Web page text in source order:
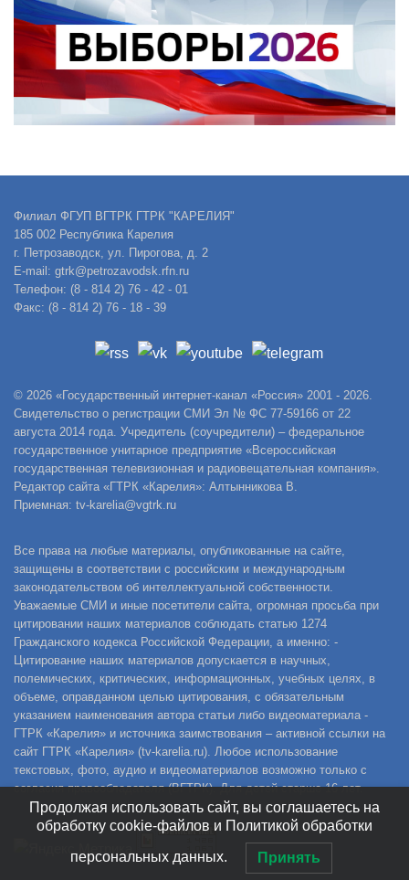
Филиал ФГУП ВГТРК ГТРК "КАРЕЛИЯ"
185 002 Республика Карелия
г. Петрозаводск, ул. Пирогова, д. 2
E-mail: gtrk@petrozavodsk.rfn.ru
Телефон: (8 - 814 2) 76 - 42 - 01
Факс: (8 - 814 2) 76 - 18 - 39
© 2026 «Государственный интернет-канал «Россия» 2001 - 2026.
Свидетельство о регистрации СМИ Эл № ФС 77-59166 от 22
августа 2014 года. Учредитель (соучредители) – федеральное
государственное унитарное предприятие «Всероссийская
государственная телевизионная и радиовещательная компания».
Редактор сайта «ГТРК «Карелия»: Алтынникова В.
Приемная: tv-karelia@vgtrk.ru
Все права на любые материалы, опубликованные на сайте,
защищены в соответствии с российским и международным
законодательством об интеллектуальной собственности.
Уважаемые СМИ и иные посетители сайта, огромная просьба при
цитировании наших материалов соблюдать статью 1274
Гражданского кодекса Российской Федерации, а именно: -
Цитирование наших материалов допускается в научных,
полемических, критических, информационных, учебных целях, в
объеме, оправданном целью цитирования, с обязательным
указанием наименования автора статьи либо видеоматериала -
ГТРК «Карелия» и источника заимствования – активной ссылки на
сайт ГТРК «Карелия» (tv-karelia.ru). Любое использование
текстовых, фото, аудио и видеоматериалов возможно только с
согласия правообладателя (ВГТРК). Для детей старше 16 лет.
Продолжая использовать сайт, вы соглашаетесь на
обработку cookie-файлов и Политикой обработки
персональных данных. Принять